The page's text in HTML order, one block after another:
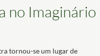
no Imaginário
tornou-se um lugar de